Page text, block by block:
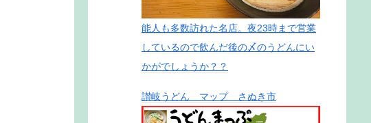
能人も多数訪れた名店。夜23時まで営業
しているので飲んだ後の〆のうどんにい
かがでしょうか？？
讃岐うどん マップ さぬき市